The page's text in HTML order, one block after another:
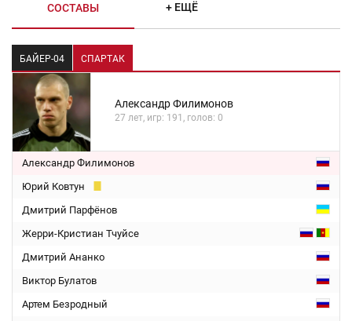
СОСТАВЫ + ЕЩЁ
БАЙЕР-04 СПАРТАК
Александр Филимонов
27 лет, игр: 191, голов: 0
Александр Филимонов
Юрий Ковтун
Дмитрий Парфёнов
Жерри-Кристиан Тчуйсе
Дмитрий Ананко
Виктор Булатов
Артем Безродный